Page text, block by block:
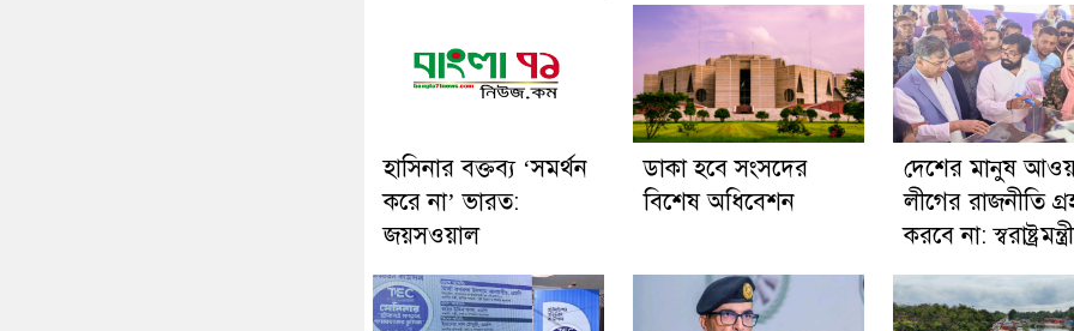
হাসিনার বক্তব্য ‘সমর্থন
করে না’ ভারত:
জয়সওয়াল
ডাকা হবে সংসদের
বিশেষ অধিবেশন
দেশের মানুষ
লীগের রাজনীতি
করবে না: স্বরাষ্ট্রমন্ত্রী